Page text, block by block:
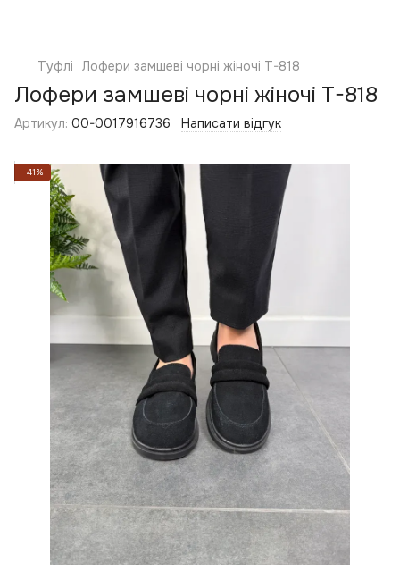
Туфлі Лофери замшеві чорні жіночі T-818
Лофери замшеві чорні жіночі T-818
Артикул: 00-0017916736 Написати відгук
−41%